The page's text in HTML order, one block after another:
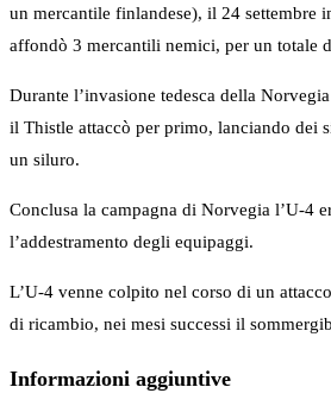
un mercantile finlandese), il 24 settembre
affondò 3 mercantili nemici, per un totale
Durante l’invasione tedesca della
il Thistle attaccò per primo, lanciando dei
un siluro.
Conclusa la campagna di Norvegia l’U-4
l’addestramento degli equipaggi.
L’U-4 venne colpito nel corso di un
di ricambio, nei mesi successi il
Informazioni aggiuntive